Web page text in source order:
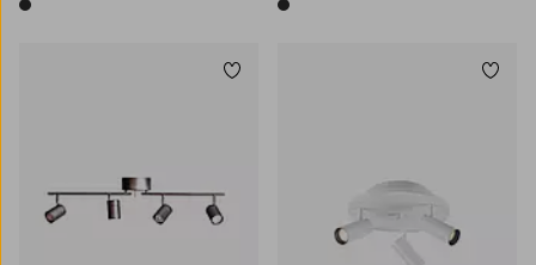
1 farve 1 farve
Tilføj til favoritter